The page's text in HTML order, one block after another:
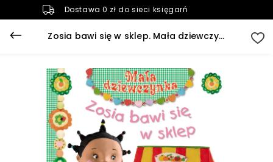
Dostawa 0 zł do sieci księgarń
Zosia bawi się w sklep. Mała dziewczynka